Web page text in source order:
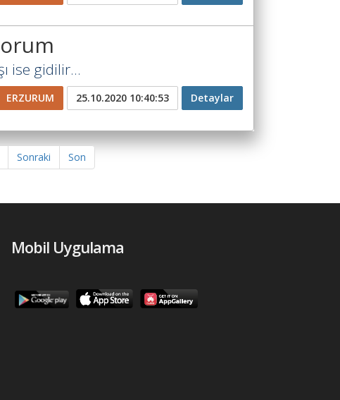
ise gidilir...
ERZURUM 25.10.2020 10:40:53 Detaylar
Sonraki Son
Mobil Uygulama